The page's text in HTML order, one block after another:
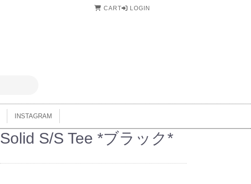
CART LOGIN
INSTAGRAM
Solid S/S Tee *ブラック*